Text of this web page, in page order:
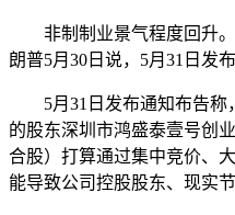
非制制业景气程度回升。5
朗普5月30日说，5月31日发
5月31日发布通知布告称，
的股东深圳市鸿盛泰壹号创
合股）打算通过集中竞价、
能导致公司控股股东、现实